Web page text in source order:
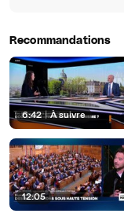
Recommandations
6:42 | À suivre
12:05